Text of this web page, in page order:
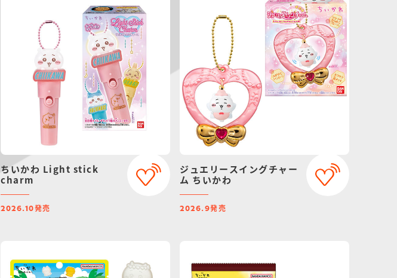
ちいかわ Light stick
charm
2026.10発売
ジュエリースイングチャー
ム ちいかわ
2026.9発売